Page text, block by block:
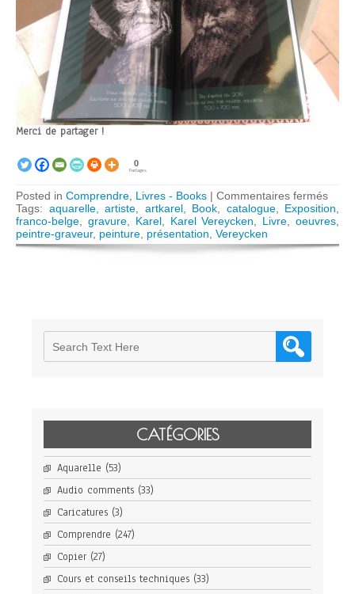
Merci de partager !
0
Partages
Posted in Comprendre, Livres - Books | Commentaires ferméssur
Livre:
Karel
Tags: aquarelle, artiste, artkarel, Book, catalogue, Exposition,
franco-belge, gravure, Karel, Karel Vereycken, Livre,oeuvres,
peintre-graveur, peinture, présentation, Vereycken
CATÉGORIES
Aquarelle (53)
Audio comments (33)
Caricatures (3)
Comprendre (247)
Copier (27)
Cours et conseils techniques (33)